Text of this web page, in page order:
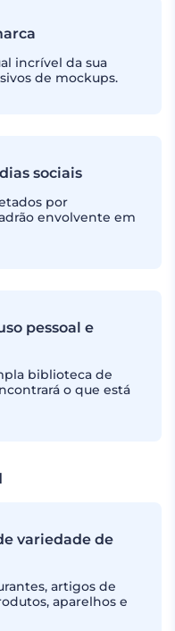
incrível da sua
de mockups.
sociais
por
envolvente em
pessoal e
biblioteca de
o que está
variedade de
artigos de
aparelhos e